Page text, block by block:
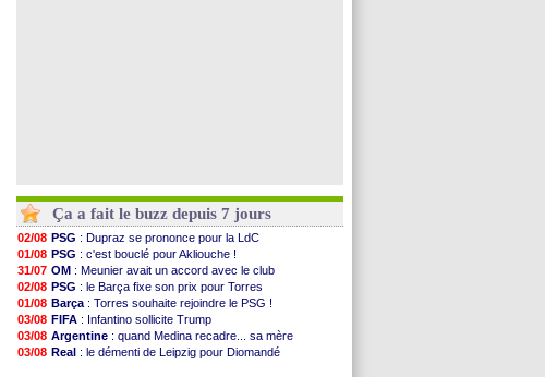
Ça a fait le buzz depuis 7 jours
02/08 PSG : Dupraz se prononce pour la LdC
01/08 PSG : c'est bouclé pour Akliouche !
31/07 OM : Meunier avait un accord avec le club
02/08 PSG : le Barça fixe son prix pour Torres
01/08 Barça : Torres souhaite rejoindre le PSG !
03/08 FIFA : Infantino sollicite Trump
03/08 Argentine : quand Medina recadre... sa mère
03/08 Real : le démenti de Leipzig pour Diomandé